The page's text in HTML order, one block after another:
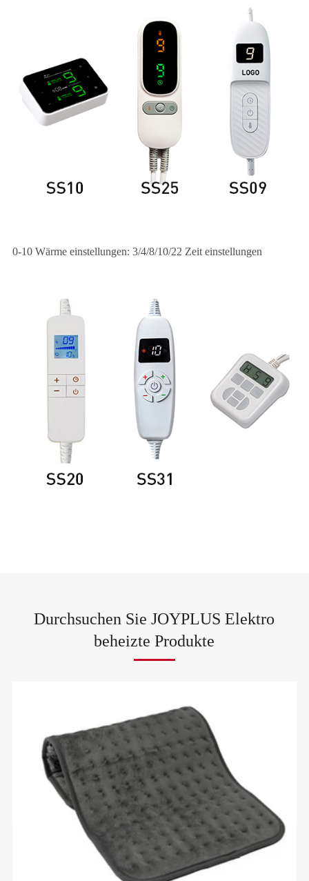
0-10 Wärme einstellungen: 3/4/8/10/22 Zeit einstellungen
Durchsuchen Sie JOYPLUS Elektro
beheizte Produkte